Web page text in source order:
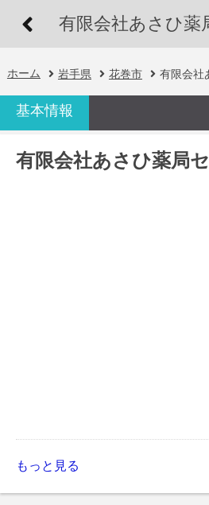
有限会社あさひ薬
ホーム 岩手県 花巻市 有限会社
基本情報
有限会社あさひ薬局
もっと見る